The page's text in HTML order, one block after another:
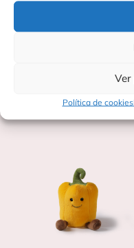
Ver
Política de cookies
Ideal como regalo original
peluches temáticos.
Productos